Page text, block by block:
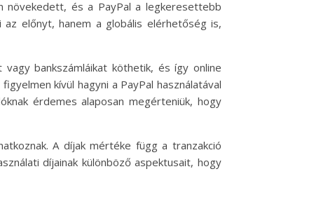
növekedett, és a PayPal a legkeresettebb
az előnyt, hanem a globális elérhetőség is,
bankszámláikat köthetik, és így online
kívül hagyni a PayPal használatával
érdemes alaposan megérteniük, hogy
A díjak mértéke függ a tranzakció
díjainak különböző aspektusait, hogy